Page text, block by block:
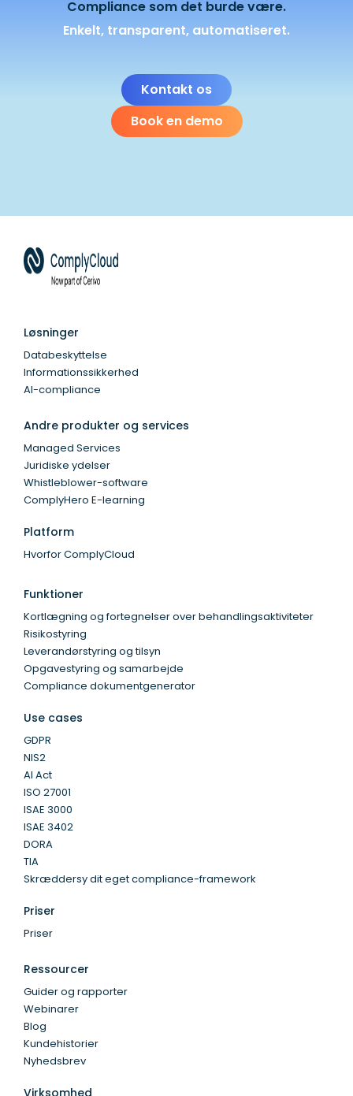
Compliance som det burde være.
Enkelt, transparent, automatiseret.
Kontakt os
Book en demo
Løsninger
Databeskyttelse
Informationssikkerhed
AI-compliance
Andre produkter og services
Managed Services
Juridiske ydelser
Whistleblower-software
ComplyHero E-learning
Platform
Hvorfor ComplyCloud
Funktioner
Kortlægning og fortegnelser over behandlingsaktiviteter
Risikostyring
Leverandørstyring og tilsyn
Opgavestyring og samarbejde
Compliance dokumentgenerator
Use cases
GDPR
NIS2
AI Act
ISO 27001
ISAE 3000
ISAE 3402
DORA
TIA
Skræddersy dit eget compliance-framework
Priser
Priser
Ressourcer
Guider og rapporter
Webinarer
Blog
Kundehistorier
Nyhedsbrev
Virksomhed